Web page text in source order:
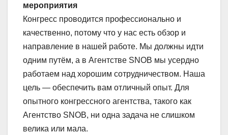
мероприятия
Конгресс проводится профессионально и
качественно, потому что у нас есть обзор и
направление в нашей работе. Мы должны идти
одним путём, а в Агентстве SNOB мы усердно
работаем над хорошим сотрудничеством. Наша
цель — обеспечить вам отличный опыт. Для
опытного конгрессного агентства, такого как
Агентство SNOB, ни одна задача не слишком
велика или мала.